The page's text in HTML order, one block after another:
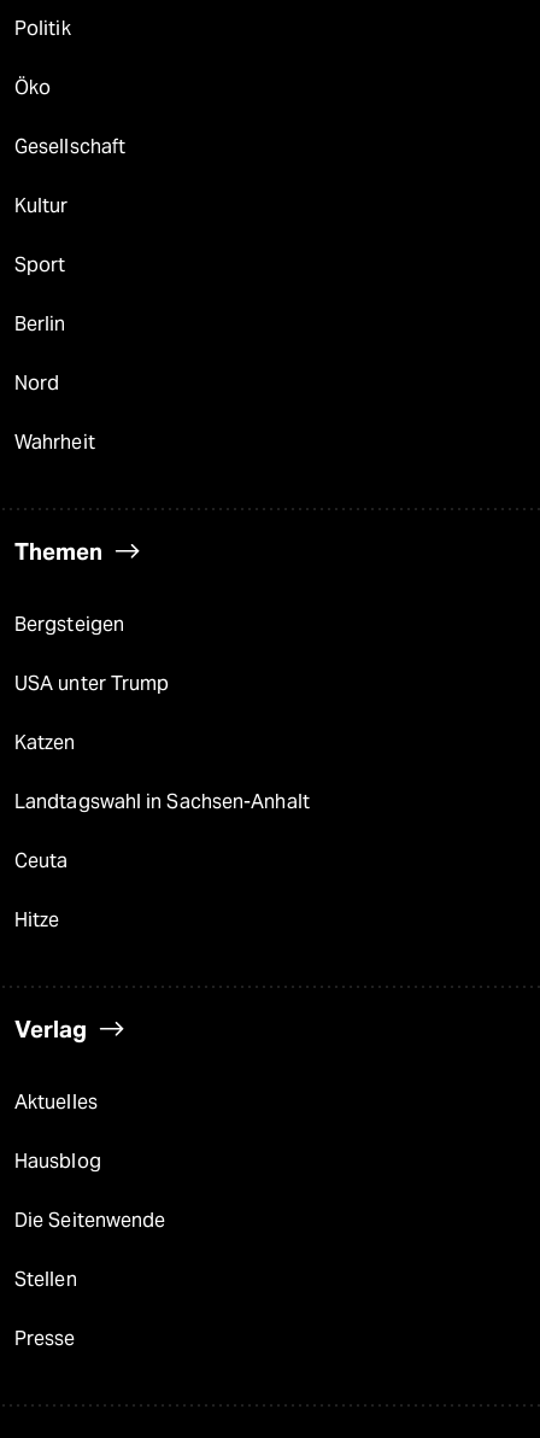
Politik
Öko
Gesellschaft
Kultur
Sport
Berlin
Nord
Wahrheit
Themen
Bergsteigen
USA unter Trump
Katzen
Landtagswahl in Sachsen-Anhalt
Ceuta
Hitze
Verlag
Aktuelles
Hausblog
Die Seitenwende
Stellen
Presse